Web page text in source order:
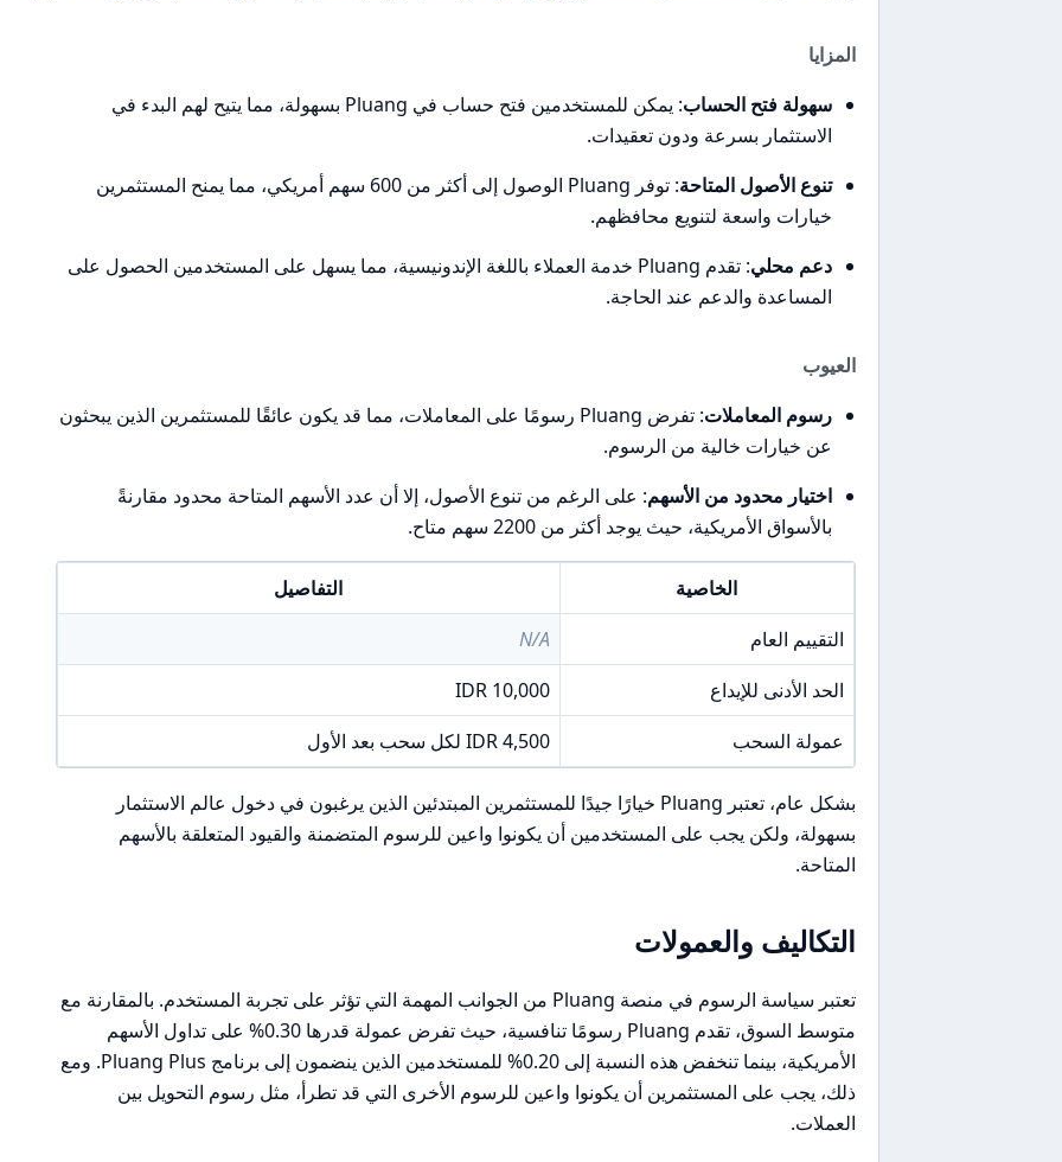
المزايا
سهولة فتح الحساب
: يمكن للمستخدمين فتح حساب في Pluang بسهولة، مما يتيح لهم البدء في
الاستثمار بسرعة ودون تعقيدات.
تنوع الأصول المتاحة
: توفر Pluang الوصول إلى أكثر من 600 سهم أمريكي، مما يمنح المستثمرين
خيارات واسعة لتنويع محافظهم.
دعم محلي
: تقدم Pluang خدمة العملاء باللغة الإندونيسية، مما يسهل على المستخدمين الحصول على
المساعدة والدعم عند الحاجة.
العيوب
رسوم المعاملات
: تفرض Pluang رسومًا على المعاملات، مما قد يكون عائقًا للمستثمرين الذين يبحثون
عن خيارات خالية من الرسوم.
اختيار محدود من الأسهم: على الرغم من تنوع الأصول، إلا أن عدد الأسهم المتاحة محدود مقارنةً
بالأسواق الأمريكية، حيث يوجد أكثر من 2200 سهم متاح.
الخاصية
التفاصيل
التقييم العام
N/A
الحد الأدنى للإيداع
IDR 10,000
عمولة السحب
IDR 4,500 لكل سحب بعد الأول
بشكل عام، تعتبر Pluang خيارًا جيدًا للمستثمرين المبتدئين الذين يرغبون في دخول عالم الاستثمار
بسهولة، ولكن يجب على المستخدمين أن يكونوا واعين للرسوم المتضمنة والقيود المتعلقة بالأسهم
المتاحة.
التكاليف والعمولات
تعتبر سياسة الرسوم في منصة Pluang من الجوانب المهمة التي تؤثر على تجربة المستخدم. بالمقارنة مع
متوسط السوق، تقدم Pluang رسومًا تنافسية، حيث تفرض عمولة قدرها 0.30% على تداول الأسهم
الأمريكية، بينما تنخفض هذه النسبة إلى 0.20% للمستخدمين الذين ينضمون إلى برنامج Pluang Plus. ومع
ذلك، يجب على المستثمرين أن يكونوا واعين للرسوم الأخرى التي قد تطرأ، مثل رسوم التحويل بين
العملات.